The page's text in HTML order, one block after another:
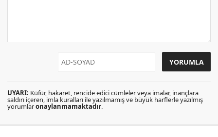
UYARI: Küfür, hakaret, rencide edici cümleler veya imalar, inançlara
saldırı içeren, imla kuralları ile yazılmamış ve büyük harflerle yazılmış
yorumlaronaylanmamaktadır.